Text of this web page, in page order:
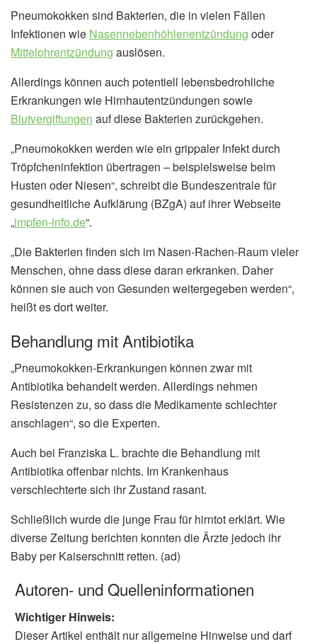
Pneumokokken sind Bakterien, die in vielen Fällen
Infektionen wie Nasennebenhöhlenentzündung oder
Mittelohrentzündung auslösen.
Allerdings können auch potentiell lebensbedrohliche
Erkrankungen wie Hirnhautentzündungen sowie
Blutvergiftungen auf diese Bakterien zurückgehen.
„Pneumokokken werden wie ein grippaler Infekt durch
Tröpfcheninfektion übertragen – beispielsweise beim
Husten oder Niesen“, schreibt die Bundeszentrale für
gesundheitliche Aufklärung (BZgA) auf ihrer Webseite
„impfen-info.de“.
„Die Bakterien finden sich im Nasen-Rachen-Raum vieler
Menschen, ohne dass diese daran erkranken. Daher
können sie auch von Gesunden weitergegeben werden“,
heißt es dort weiter.
Behandlung mit Antibiotika
„Pneumokokken-Erkrankungen können zwar mit
Antibiotika behandelt werden. Allerdings nehmen
Resistenzen zu, so dass die Medikamente schlechter
anschlagen“, so die Experten.
Auch bei Franziska L. brachte die Behandlung mit
Antibiotika offenbar nichts. Im Krankenhaus
verschlechterte sich ihr Zustand rasant.
Schließlich wurde die junge Frau für hirntot erklärt. Wie
diverse Zeitung berichten konnten die Ärzte jedoch ihr
Baby per Kaiserschnitt retten. (ad)
Autoren- und Quelleninformationen
Wichtiger Hinweis:
Dieser Artikel enthält nur allgemeine Hinweise und darf